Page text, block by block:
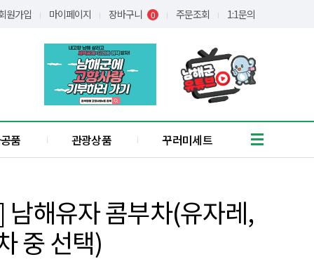
원가입 마이페이지 장바구니 0 주문조회 1:1문의
품
식품
어간장
아찌
약쑥
관광상품 꾸러미세트
남해유자 콤부차(유자레,
중 선택)